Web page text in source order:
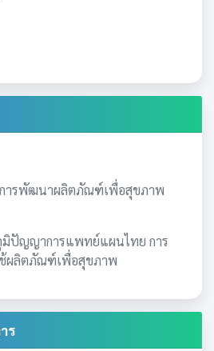
การพัฒนาผลิตภัณฑ์เพื่อสุขภาพ
ปัญญาการแพทย์แผนไทย การ
ผลิตภัณฑ์เพื่อสุขภาพ
ร